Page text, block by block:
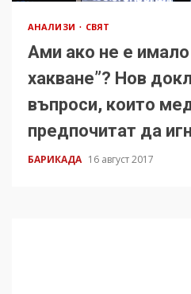
АНАЛИЗИ СВЯТ
Ами ако не е имало
хакване”? Нов
въпроси, които
предпочитат да
БАРИКАДА 16 август 2017